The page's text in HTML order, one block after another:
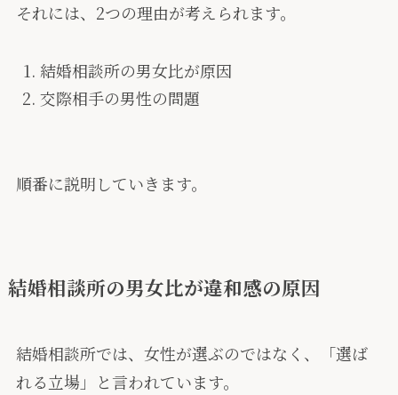
それには、2つの理由が考えられます。
結婚相談所の男女比が原因
交際相手の男性の問題
順番に説明していきます。
結婚相談所の男女比が違和感の原因
結婚相談所では、女性が選ぶのではなく、「選ば
れる立場」と言われています。